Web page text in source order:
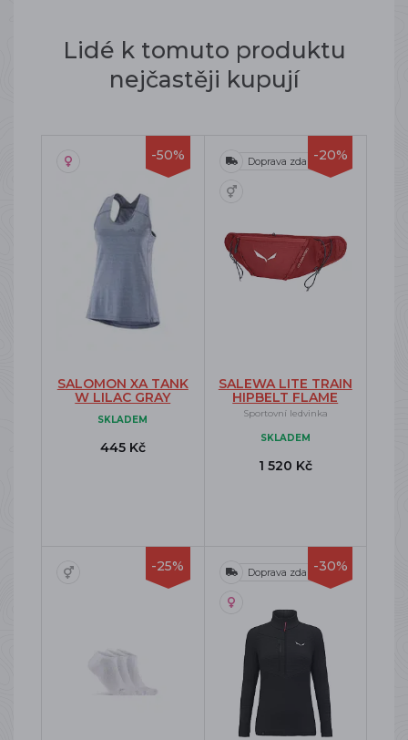
Lidé k tomuto produktu
nejčastěji kupují
-50%
SALOMON XA TANK
W LILAC GRAY
SKLADEM
445 Kč
-20%
Doprava zdarma
SALEWA LITE TRAIN
HIPBELT FLAME
Sportovní ledvinka
SKLADEM
1 520 Kč
-25% -30%
Doprava zdarma